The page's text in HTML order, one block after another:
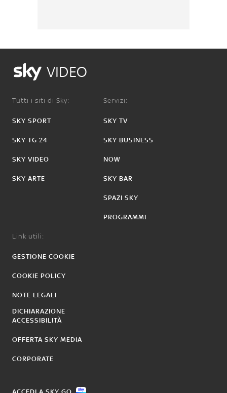
VIDEO
Tutti i siti di Sky:
SKY SPORT
SKY TG 24
SKY VIDEO
SKY ARTE
Servizi:
SKY TV
SKY BUSINESS
NOW
SKY BAR
SPAZI SKY
PROGRAMMI
Link utili:
GESTIONE COOKIE
COOKIE POLICY
NOTE LEGALI
DICHIARAZIONE
ACCESSIBILITÀ
OFFERTA SKY MEDIA
CORPORATE